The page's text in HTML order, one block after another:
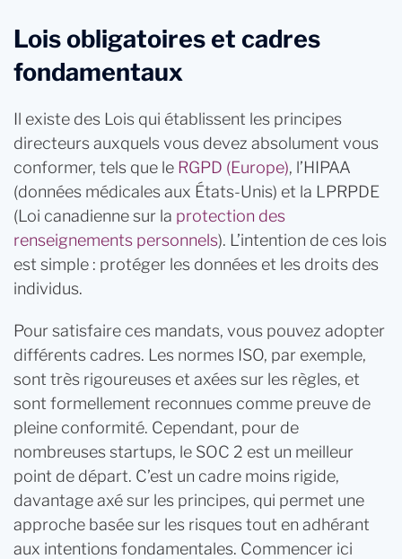
Lois obligatoires et cadres
fondamentaux
Il existe des Lois qui établissent les principes
directeurs auxquels vous devez absolument vous
conformer, tels que le RGPD (Europe), l’HIPAA
(données médicales aux États-Unis) et la LPRPDE
(Loi canadienne sur la protection des
renseignements personnels). L’intention de ces lois
est simple : protéger les données et les droits des
individus.
Pour satisfaire ces mandats, vous pouvez adopter
différents cadres. Les normes ISO, par exemple,
sont très rigoureuses et axées sur les règles, et
sont formellement reconnues comme preuve de
pleine conformité. Cependant, pour de
nombreuses startups, le SOC 2 est un meilleur
point de départ. C’est un cadre moins rigide,
davantage axé sur les principes, qui permet une
approche basée sur les risques tout en adhérant
aux intentions fondamentales. Commencer ici